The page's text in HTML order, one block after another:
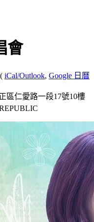
會
( iCal/Outlook, Google 日曆
區仁愛路一段17號10樓